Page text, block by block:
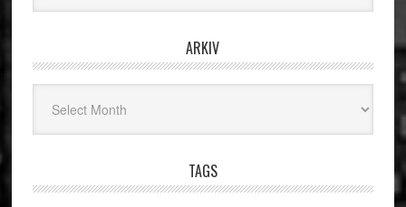
ARKIV
TAGS